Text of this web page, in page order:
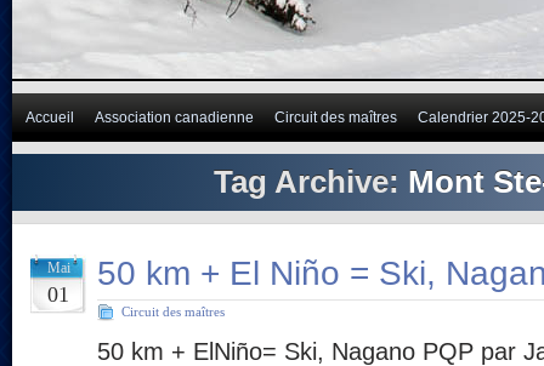
Accueil Association canadienne Circuit des maîtres Calendrier 2025-
Tag Archive: Mont
Mai
01
50 km + El Niño = Ski,
Circuit des maîtres
50 km + ElNiño= Ski, Nagano PQP par